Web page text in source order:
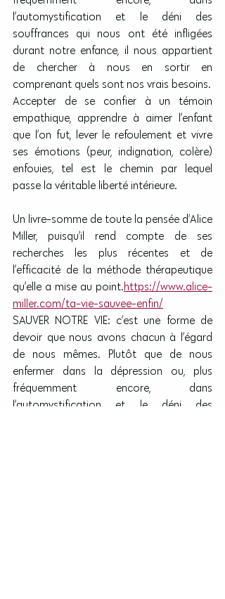
l’automystification et le déni des
souffrances qui nous ont été infligées
durant notre enfance, il nous appartient
de chercher à nous en sortir en
comprenant quels sont nos vrais besoins.
Accepter de se confier à un témoin
empathique, apprendre à aimer l’enfant
que l’on fut, lever le refoulement et vivre
ses émotions (peur, indignation, colère)
enfouies, tel est le chemin par lequel
passe la véritable liberté intérieure.
Un livre-somme de toute la pensée d’Alice
Miller, puisqu’il rend compte de ses
recherches les plus récentes et de
l’efficacité de la méthode thérapeutique
qu’elle a mise au point.https://www.alice-
miller.com/ta-vie-sauvee-enfin/
SAUVER NOTRE VIE: c’est une forme de
devoir que nous avons chacun à l’égard
de nous mêmes. Plutôt que de nous
enfermer dans la dépression ou, plus
fréquemment encore, dans
l’automystification et le déni des